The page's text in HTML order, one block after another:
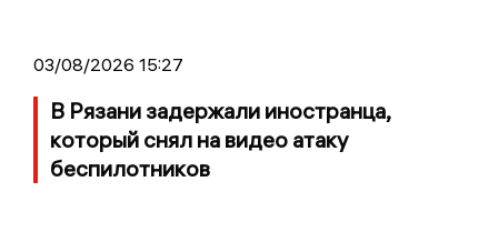
03/08/2026 15:27
В Рязани задержали иностранца,
который снял на видео атаку
беспилотников